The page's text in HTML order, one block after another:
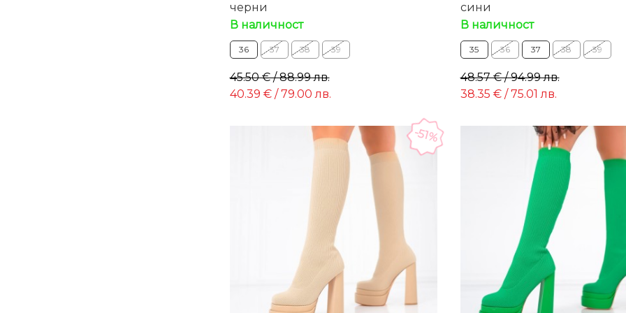
черни
В наличност
36 37 38 39
45.50 € / 88.99 лв.
40.39 € / 79.00 лв.
сини
В наличност
35 36 37 38 39
48.57 € / 94.99 лв.
38.35 € / 75.01 лв.
-51%